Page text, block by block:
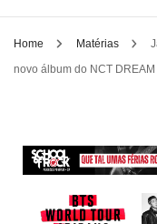
Home Matérias
novo álbum do NCT DREAM